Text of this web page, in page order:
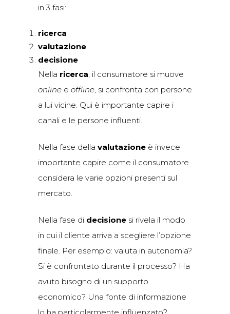
in 3 fasi:
ricerca
valutazione
decisione
Nella ricerca, il consumatore si muove
online e offline, si confronta con persone
a lui vicine. Qui è importante capire i
canali e le persone influenti.
Nella fase della valutazione è invece
importante capire come il consumatore
considera le varie opzioni presenti sul
mercato.
Nella fase di decisione si rivela il modo
in cui il cliente arriva a scegliere l’opzione
finale. Per esempio: valuta in autonomia?
Si è confrontato durante il processo? Ha
avuto bisogno di un supporto
economico? Una fonte di informazione